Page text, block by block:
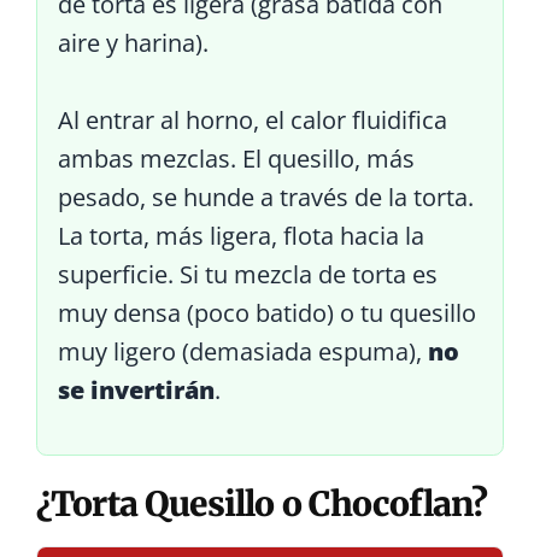
aire y harina).
Al entrar al horno, el calor fluidifica
ambas mezclas. El quesillo, más
pesado, se hunde a través de la torta.
La torta, más ligera, flota hacia la
superficie. Si tu mezcla de torta es
muy densa (poco batido) o tu quesillo
muy ligero (demasiada espuma), no
se invertirán.
¿Torta Quesillo o Chocoflan?